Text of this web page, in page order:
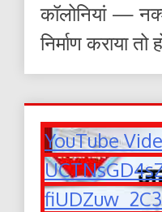
कॉलोनियां —
निर्माण कराया तो
YouTube